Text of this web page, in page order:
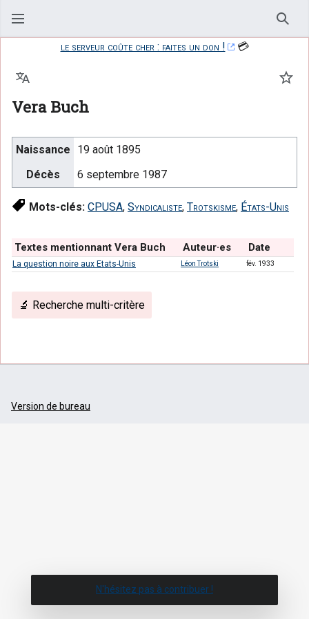
le serveur coûte cher : faites un don !
💳
Vera Buch
Langue
Naissance
19 août 1895
Décès
6 septembre 1987
Mots-clés: CPUSA, Syndicaliste, Trotskisme, États-Unis
Textes mentionnant Vera Buch Auteur·es Date
La question noire aux Etats-Unis Léon Trotski fév. 1933
🔬 Recherche multi-critère
Version de bureau
N'hésitez pas à contribuer !